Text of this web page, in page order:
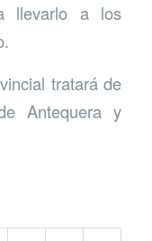
llevarlo a los
tratará de
Antequera y